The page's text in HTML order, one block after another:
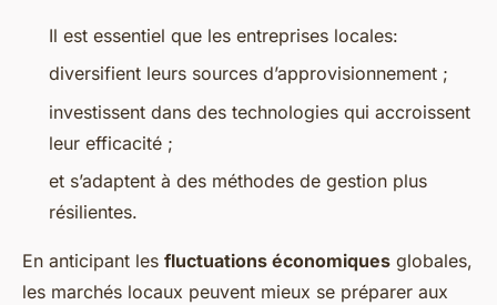
Il est essentiel que les entreprises locales:
diversifient leurs sources d’approvisionnement ;
investissent dans des technologies qui accroissent
leur efficacité ;
et s’adaptent à des méthodes de gestion plus
résilientes.
En anticipant les fluctuations économiques globales,
les marchés locaux peuvent mieux se préparer aux